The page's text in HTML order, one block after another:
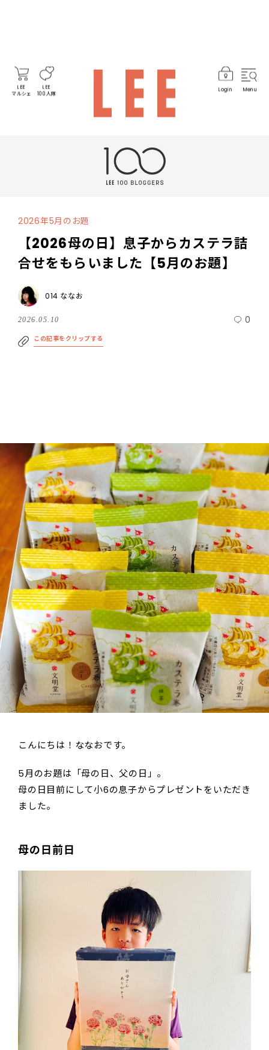
LEE
マルシェ
LEE
100人隊
Login Menu
2026年5月のお題
【2026母の日】息子からカステラ詰
合せをもらいました【5月のお題】
014 ななお
2026.05.10 0
この記事をクリップする
こんにちは！ななおです。
5月のお題は「母の日、父の日」。
母の日目前にして小6の息子からプレゼントをいただき
ました。
母の日前日